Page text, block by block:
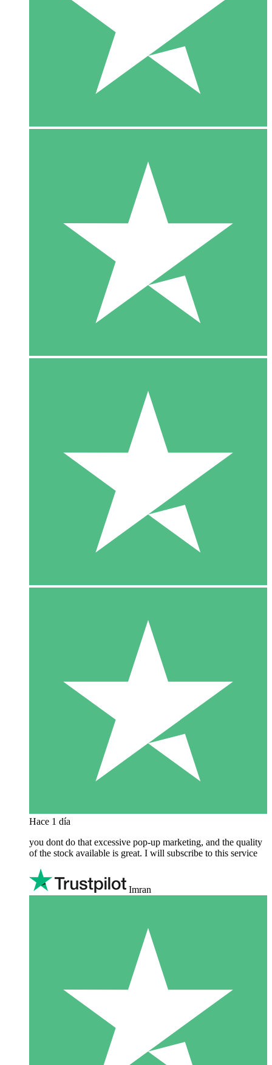
Hace 1 día
you dont do that excessive pop-up marketing, and the quality
of the stock available is great. I will subscribe to this service
Imran